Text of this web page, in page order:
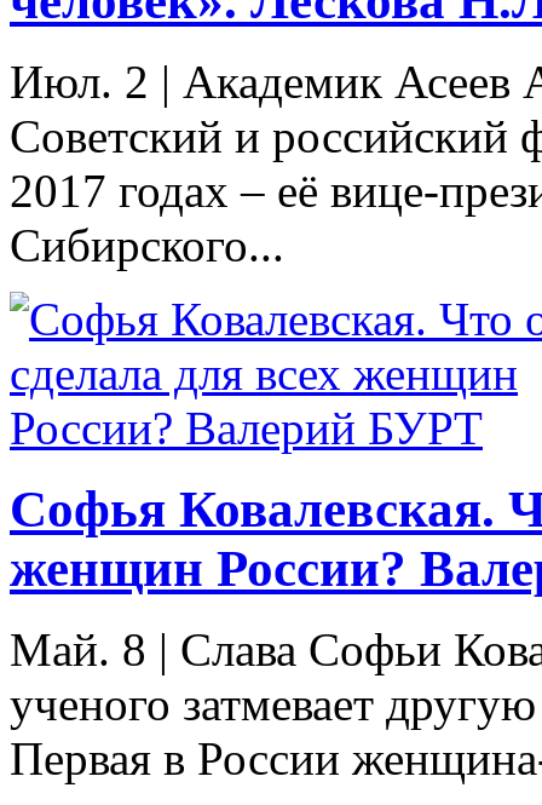
Июл. 2 | Академик Асеев
Советский и
2017 годах – её вице-
Сибирского...
Софья Ковалевская.
женщин России?
Май. 8 | Слава Софьи
ученого затмевает
Первая в России